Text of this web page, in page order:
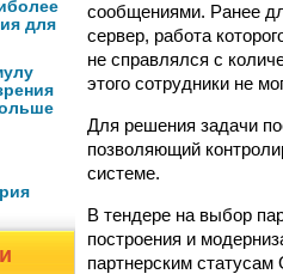
для
сообщениями. Ранее
сервер, работа
не справлялся с
этого сотрудники не
Для решения задачи
позволяющий
системе.
В тендере на выбор
построения и
партнерским